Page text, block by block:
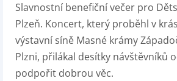
Slavnostní benefiční večer pro
Plzeň. Koncert, který proběhl v
výstavní síně Masné krámy
Plzni, přilákal desítky návštěvníků
podpořit dobrou věc.